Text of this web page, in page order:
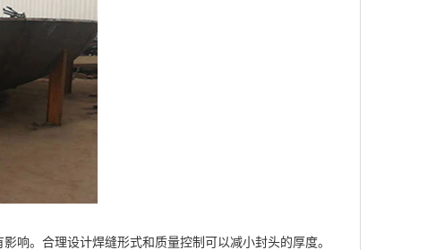
。合理设计焊缝形式和质量控制可以减小封头的厚度。